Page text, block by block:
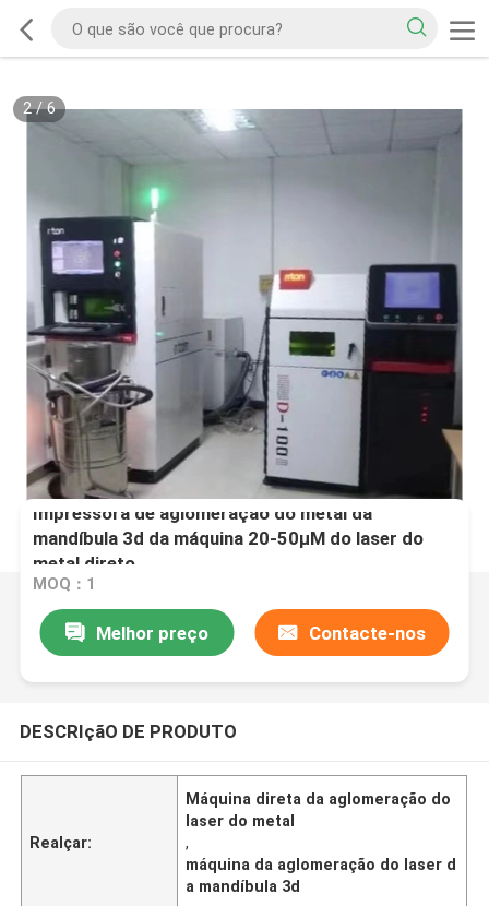
2/6
Impressora de aglomeração do metal da
mandíbula 3d da máquina 20-50μM do laser do
metal direto
MOQ：1
Melhor preço Contacte-nos
DESCRIçãO DE PRODUTO
Realçar:
Máquina direta da aglomeração do
laser do metal
,
máquina da aglomeração do laser d
a mandíbula 3d